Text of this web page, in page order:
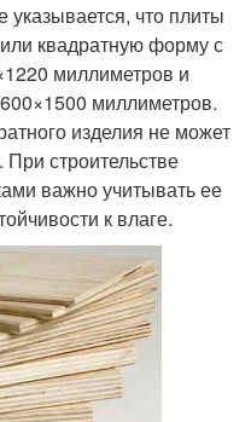
что плиты
квадратную форму с
миллиметров и
миллиметров.
изделия не может
строительстве
важно учитывать ее
к влаге.